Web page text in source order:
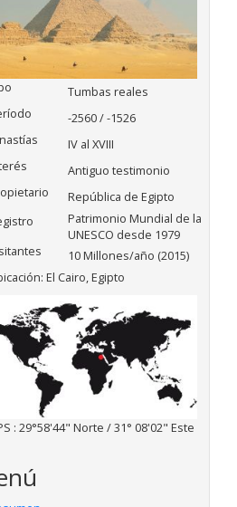
Tumbas reales
-2560 / -1526
IV al XVIII
Antiguo testimonio
República de Egipto
Patrimonio Mundial de la
UNESCO desde 1979
10 Millones/año (2015)
El Cairo, Egipto
: 29°58'44" Norte / 31° 08'02" Este